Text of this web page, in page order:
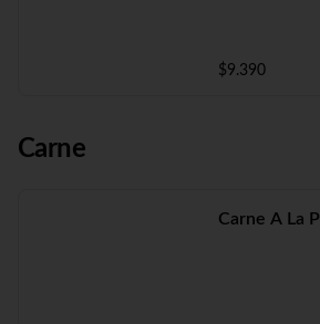
$9.390
Carne
Carne A La